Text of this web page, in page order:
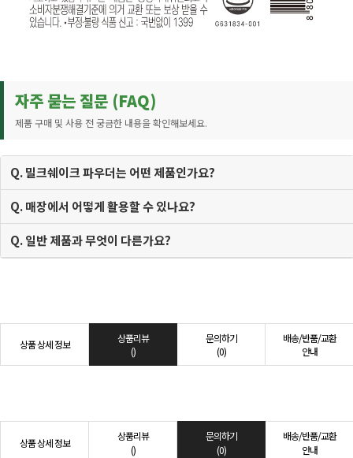
자주 묻는 질문 (FAQ)
제품 구매 및 사용 전 궁금한 내용을 확인해보세요.
Q. 밀크쉐이크 파우더는 어떤 제품인가요?
Q. 매장에서 어떻게 활용할 수 있나요?
Q. 일반 제품과 무엇이 다른가요?
상품 상세 정보
상품리뷰
()
문의하기
(0)
배송/반품/교환
안내
상품 상세 정보
상품리뷰
()
문의하기
(0)
배송/반품/교환
안내